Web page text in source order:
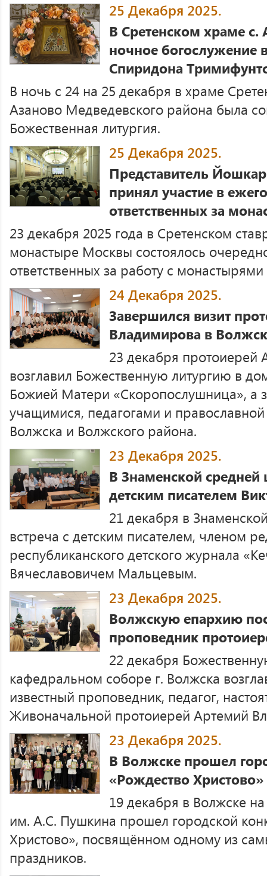
25 Декабря 2025.
В Сретенском храме с.
ночное богослужение
Спиридона
В ночь с 24 на 25 декабря в храме
Азаново Медведевского района была
Божественная литургия.
25 Декабря 2025.
Представитель
принял участие в
ответственных за
23 декабря 2025 года в Сретенском
монастыре Москвы состоялось
ответственных за работу с
24 Декабря 2025.
Завершился визит
Владимирова в
23 декабря
возглавил Божественную литургию в
Божией Матери «Скоропослушница», а
учащимися, педагогами и
Волжска и Волжского района.
23 Декабря 2025.
В Знаменской
детским писателем
21 декабря в
встреча с детским писателем, членом
республиканского детского журнала
Вячеславовичем Мальцевым.
23 Декабря 2025.
Волжскую епархию
проповедник
22 декабря
кафедральном соборе г. Волжска
известный проповедник, педагог,
Живоначальной протоиерей Артемий
23 Декабря 2025.
В Волжске прошел
«Рождество Христово»
19 декабря в Волжске
им. А.С. Пушкина прошел городской
Христово», посвящённом одному из
праздников.